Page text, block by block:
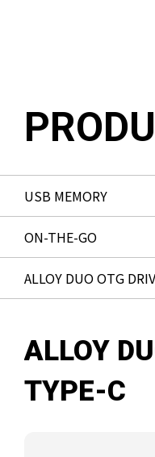
ALLOY
TYPE-C